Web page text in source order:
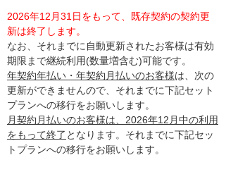
2026年12月31日をもって、既存契約の契約更
新は終了します。
なお、それまでに自動更新されたお客様は有効
期限まで継続利用(数量増含む)可能です。
年契約年払い・年契約月払いのお客様は、次の
更新ができませんので、それまでに下記セット
プランへの移行をお願いします。
月契約月払いのお客様は、2026年12月中の利用
をもって終了 となります。それまでに下記セッ
トプランへの移行をお願いします。